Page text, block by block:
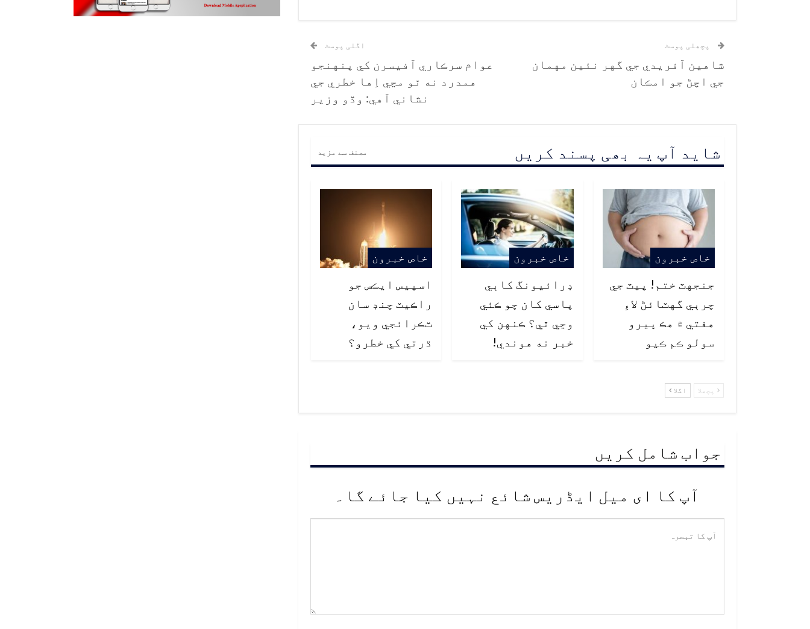
پچھلی پوسٹ
شاهين آفريدي جي گهر نئين مهمان
جي اچڻ جو امڪان
اگلی پوسٹ
عوام سرڪاري آفيسرن کي پنهنجو
همدرد نه ٿو مڃي اِها خطري جي
نشاني آهي: وڏو وزير
شاید آپ یہ بھی پسند کریں مصنف سے مزید
خاص خبرون
جنجهٽ ختم! پيٽ جي
چرٻي گهٽائڻ لاءِ
هفتي ۾ هڪ ڀيرو
سولو ڪم ڪيو
خاص خبرون
ڊرائيونگ کاٻي
پاسي کان ڇو ڪئي
وڃي ٿي؟ ڪنهن کي
خبر نه هوندي!
خاص خبرون
اسپيس ايڪس جو
راڪيٽ چنڊ سان
ٽڪرائجي ويو،
ڌرتي کي خطرو؟
پچھلا اگلا
جواب شامل کریں
آپ کا ای میل ایڈریس شائع نہیں کیا جائے گا۔